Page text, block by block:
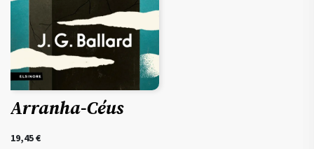
Arranha-Céus
19,45€